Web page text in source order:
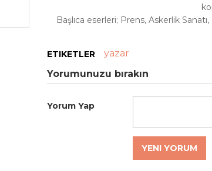
Başlıca eserleri; Prens, Askerlik
ETIKETLER
yazar
Yorumunuzu bırakın
Yorum Yap